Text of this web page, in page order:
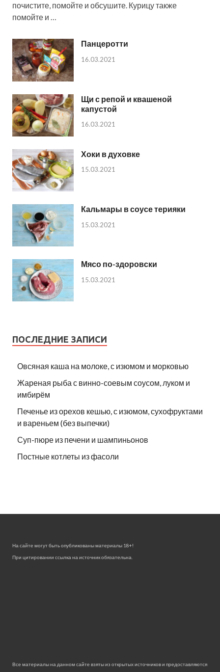
почистите, помойте и обсушите. Курицу также
помойте и …
Панцеротти
16.03.2021
Щи с репой и квашеной
капустой
16.03.2021
Хоки в духовке
15.03.2021
Кальмары в соусе терияки
15.03.2021
Мясо по-здоровски
15.03.2021
ПОСЛЕДНИЕ ЗАПИСИ
Овсяная каша на молоке, с изюмом и морковью
Жареная рыба с винно-соевым соусом, луком и
имбирём
Печенье из орехов кешью, с изюмом, сухофруктами
и вареньем (без выпечки)
Суп-пюре из печени и шампиньонов
Постные котлеты из фасоли
На сайте могут быть опубликованы материалы 18+!
При цитировании ссылка на источник обязательна.
Все материалы на данном сайте взяты из открытых источников и предоставляются